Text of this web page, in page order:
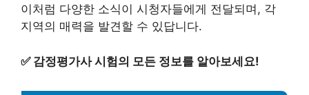
이처럼 다양한 소식이 시청자들에게 전달되며, 각
지역의 매력을 발견할 수 있답니다.
✅ 감정평가사 시험의 모든 정보를 알아보세요!